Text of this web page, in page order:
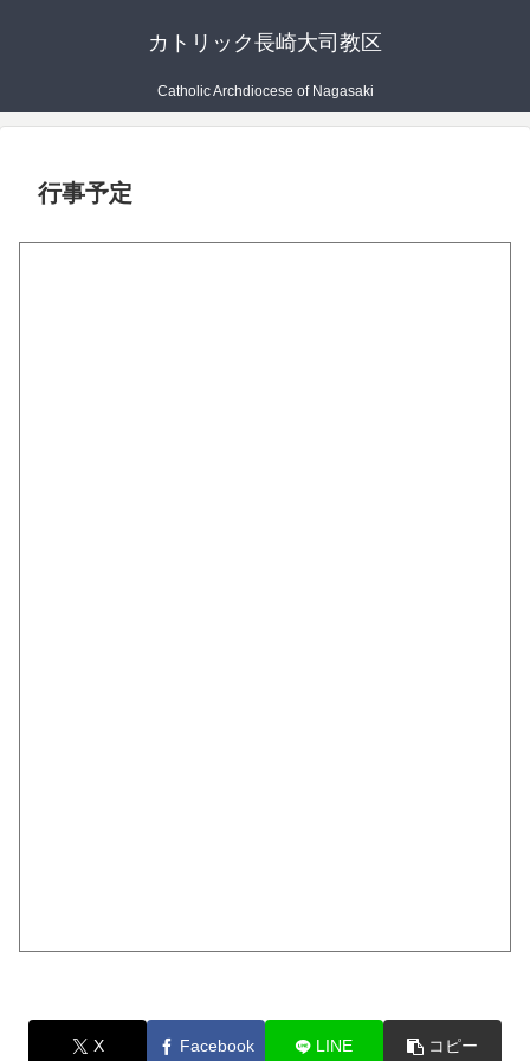
カトリック長崎大司教区
Catholic Archdiocese of Nagasaki
行事予定
X Facebook LINE コピー